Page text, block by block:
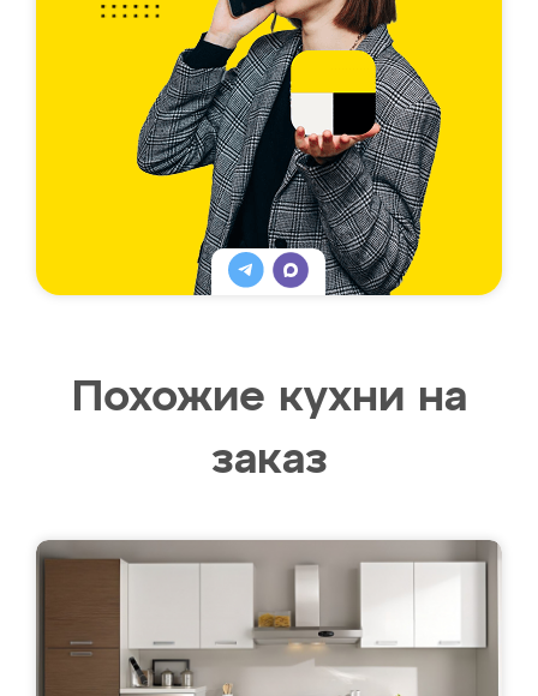
Похожие кухни на
заказ